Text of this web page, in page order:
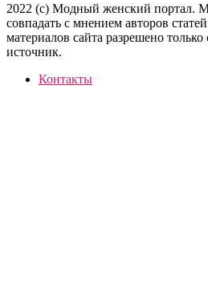
2022 (c) Модный женский портал.
совпадать с мнением авторов
материалов сайта разрешено
источник.
Контакты